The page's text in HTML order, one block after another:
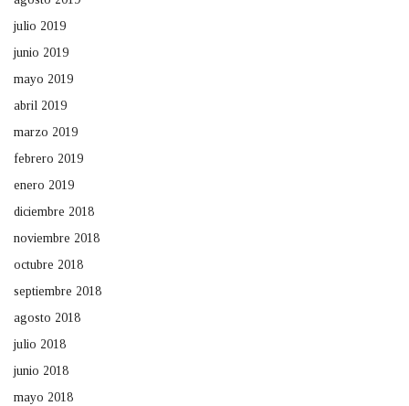
julio 2019
junio 2019
mayo 2019
abril 2019
marzo 2019
febrero 2019
enero 2019
diciembre 2018
noviembre 2018
octubre 2018
septiembre 2018
agosto 2018
julio 2018
junio 2018
mayo 2018